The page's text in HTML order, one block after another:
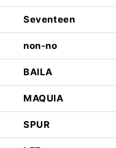
Seventeen
non-no
BAILA
MAQUIA
SPUR